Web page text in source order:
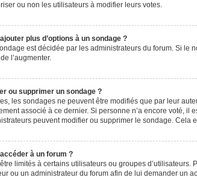
ou non les utilisateurs à modifier leurs votes.
plus d’options à un sondage ?
est décidée par les administrateurs du forum. Si
l’augmenter.
ou supprimer un sondage ?
les sondages ne peuvent être modifiés que par leur
associé à ce dernier. Si personne n’a encore voté,
peuvent modifier ou supprimer le sondage. Cela
à un forum ?
limités à certains utilisateurs ou groupes
ou un administrateur du forum afin de lui demander un